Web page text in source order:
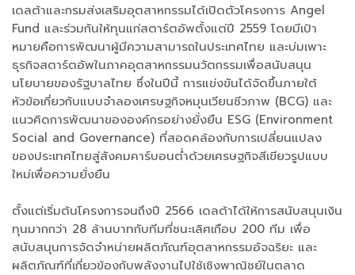
เดลต้าและกรมส่งเสริมอุตสาหกรรมได้เปิดตัวโครงการ Angel
Fund และร่วมกันให้ทุนแก่สตาร์ตอัพตั้งแต่ปี 2559 โดยมีเป้า
หมายคือการพัฒนาผู้มีความสามารถในประเทศไทย และบ่มเพาะ
ธุรกิจสตาร์ตอัพในภาคอุตสาหกรรมนวัตกรรมเพื่อสนับสนุน
นโยบายของรัฐบาลไทย ซึ่งในปีนี้ การแข่งขันได้จัดขึ้นภายใต้
หัวข้อเกี่ยวกับแบบจำลองเศรษฐกิจหมุนเวียนชีวภาพ (BCG) และ
แนวคิดการพัฒนาขององค์กรอย่างยั่งยืน ESG (Environment
Social and Governance) ที่สอดคล้องกับการเปลี่ยนแปลง
ของประเทศไทยสู่สังคมคาร์บอนต่ำด้วยเศรษฐกิจสีเขียวรูปแบบ
ใหม่เพื่อความยั่งยืน
ตั้งแต่เริ่มต้นโครงการจนถึงปี 2566 เดลต้าได้ให้การสนับสนุนเงิน
ทุนมากกว่า 28 ล้านบาทกับทีมที่ชนะเลิศเกือบ 200 ทีม เพื่อ
สนับสนุนการจัดจำหน่ายผลิตภัณฑ์อุตสาหกรรมอัจฉริยะ และ
ผลิตภัณฑ์ที่เกี่ยวข้องกับพลังงานไปใช้เชิงพาณิชย์ในตลาด